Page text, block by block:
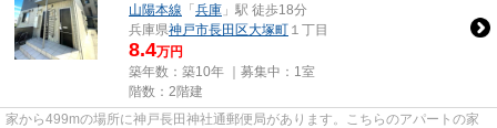
山陽本線 「 兵庫 」駅 徒歩18分
兵庫県神戸市長田区大塚町 １丁目
8.4万円
築年数：築10年 ｜募集中： 1室
階数：2階建
家から499mの場所に神戸長田神社通郵便局があります。こちらのアパートの家